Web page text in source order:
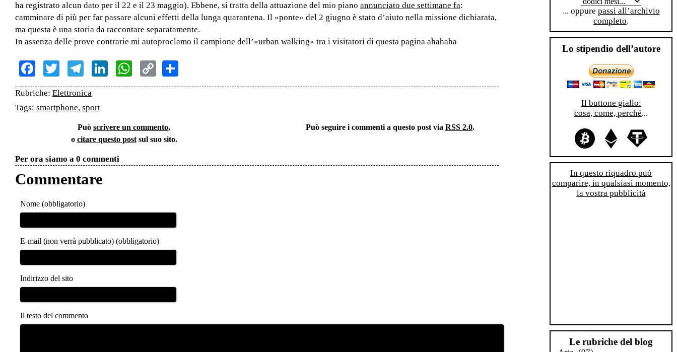
ha registrato alcun dato per il 22 e il 23 maggio). Ebbene, si tratta della attuazione del mio piano annunciato due settimane fa:
camminare di più per far passare alcuni effetti della lunga quarantena. Il «ponte» del 2 giugno è stato d’aiuto nella missione dichiarata,
ma questa è una storia da raccontare separatamente.
In assenza delle prove contrarie mi autoproclamo il campione dell’«urban walking» tra i visitatori di questa pagina ahahaha
Facebook
TwitterTelegram
LinkedInWhatsApp
Copy
Link
Rubriche: Elettronica
Tags: smartphone, sport
Può scrivere un commento,
o citare questo postsul suo sito.
Può seguire i commenti a questo post via RSS 2.0.
Per ora siamo a 0 commenti
Commentare
Nome (obbligatorio)
E-mail (non verrà pubblicato) (obbligatorio)
Indirizzo del sito
Il testo del commento
... oppure passi all’archivio
completo.
Lo stipendio dell’autore
Il buttone giallo:
cosa, come, perché...
In questo riquadro può
comparire, in qualsiasi momento,
la vostra pubblicità
Le rubriche del blog